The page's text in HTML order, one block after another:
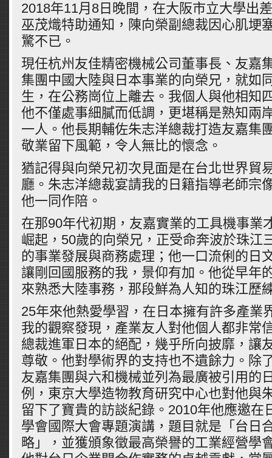
2018年11月8日晚間，在大阪市立大學出
巫茂熾特助通知，陳向榮副總裁因心肌埂
驚不已。
現任杭州友佳精密機械公司董事長、友嘉
集團中國大陸與日本事業的向榮兄，就如
生，在公務崗位上離去。我個人與他相知
他不僅處事細膩而低調，更堪稱是熟知兩
一人。他長期輔佐朱志洋總裁打造友嘉集
敬業留下風範，令人無比的懷念。
猶記得與向榮兄初次見面是在台北世界貿
廳。朱志洋總裁宴請我的日籍指導老師宗
他一同作陪。
在那90年代初期，友嘉實業的工具機事業
崛起，50歲的向榮兄，正受命奔波於珠江
的事業發展與商務處理；他一口流俐的日
讓剛回國服務的我，景仰有加。他從早年
來熟悉大陸事務，那段鮮為人知的珠江歷
25年來他熱愛學習，在日本擁有許多產業
我的觀察發現，產業友人對他個人都非常
總裁進軍日本的絕配，幾乎所向披靡，讓
尊敬。他對學術界的支持也不遺餘力。除
友嘉集團與六和機械並列為最廣被引用的
例，東京大學造物教育研究中心也對他與
留下了寶貴的訪談紀錄。2010年他應邀在
學會國際大會專題演講，題目就是「台日
略」，並獲頒象徵最高榮譽的工業經營學